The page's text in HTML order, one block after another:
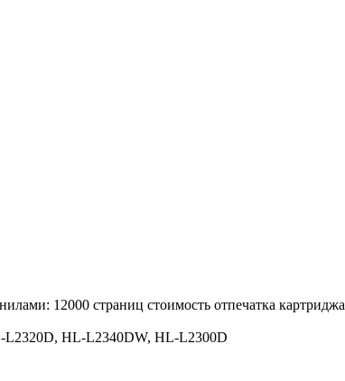
12000 страниц стоимость отпечатка картриджа
L2320D, HL-L2340DW, HL-L2300D